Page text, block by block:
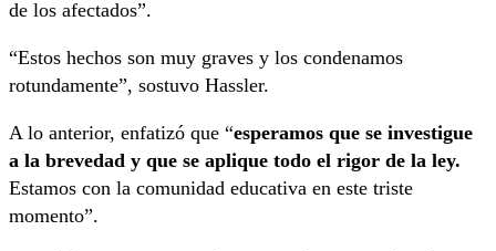
de los afectados”.
“Estos hechos son muy graves y los condenamos
rotundamente”, sostuvo Hassler.
A lo anterior, enfatizó que “esperamos que se investigue
a la brevedad y que se aplique todo el rigor de la ley.
Estamos con la comunidad educativa en este triste
momento”.